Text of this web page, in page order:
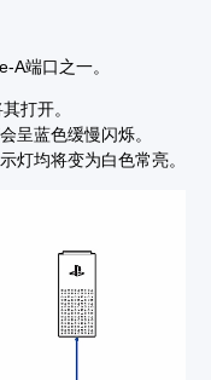
A端口之一。
打开。
呈蓝色缓慢闪烁。
灯均将变为白色常亮。